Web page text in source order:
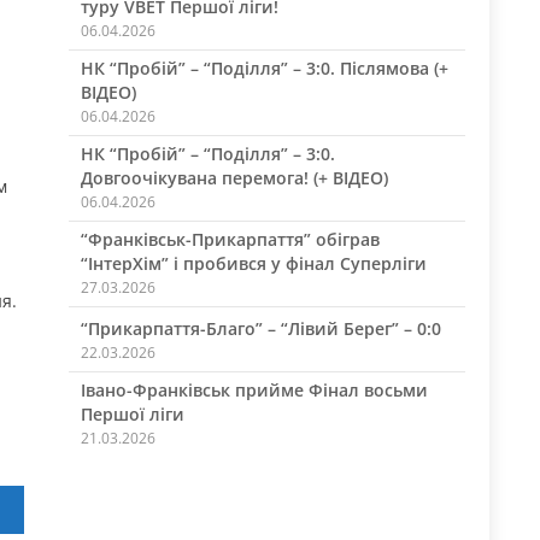
туру VBET Першої ліги!
06.04.2026
НК “Пробій” – “Поділля” – 3:0. Післямова (+
ВІДЕО)
06.04.2026
НК “Пробій” – “Поділля” – 3:0.
Довгоочікувана перемога! (+ ВІДЕО)
06.04.2026
“Франківськ-Прикарпаття” обіграв
“ІнтерХім” і пробився у фінал Суперліги
27.03.2026
“Прикарпаття-Благо” – “Лівий Берег” – 0:0
22.03.2026
Івано-Франківськ прийме Фінал восьми
Першої ліги
21.03.2026